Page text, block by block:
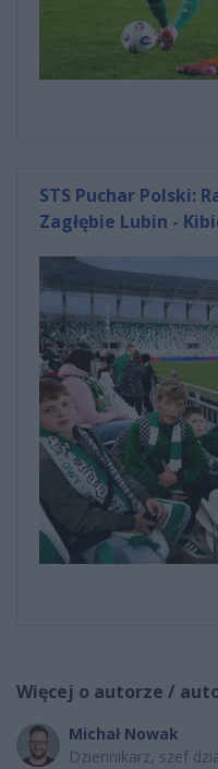
STS Puchar Polski:
Zagłębie Lubin -
Więcej o autorze /
Michał Nowak
Dziennikarz, szef